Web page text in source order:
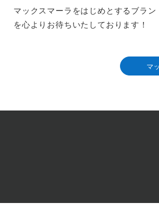
マックスマーラをはじめとするブラ
を心よりお待ちいたしております！
マ